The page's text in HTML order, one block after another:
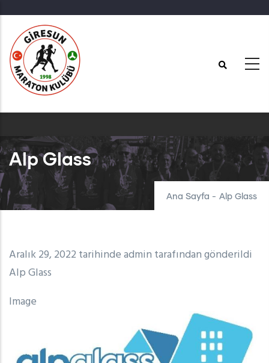
içeriğe
atla
Alp Glass
Ana Sayfa - Alp Glass
Aralık 29, 2022 tarihindeadmin tarafından gönderildi
Alp Glass
Image